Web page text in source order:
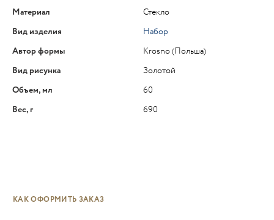
Материал
Стекло
Вид изделия
Набор
Автор формы
Krosno (Польша)
Вид рисунка
Золотой
Объем, мл
60
Вес, г
690
КАК ОФОРМИТЬ ЗАКАЗ